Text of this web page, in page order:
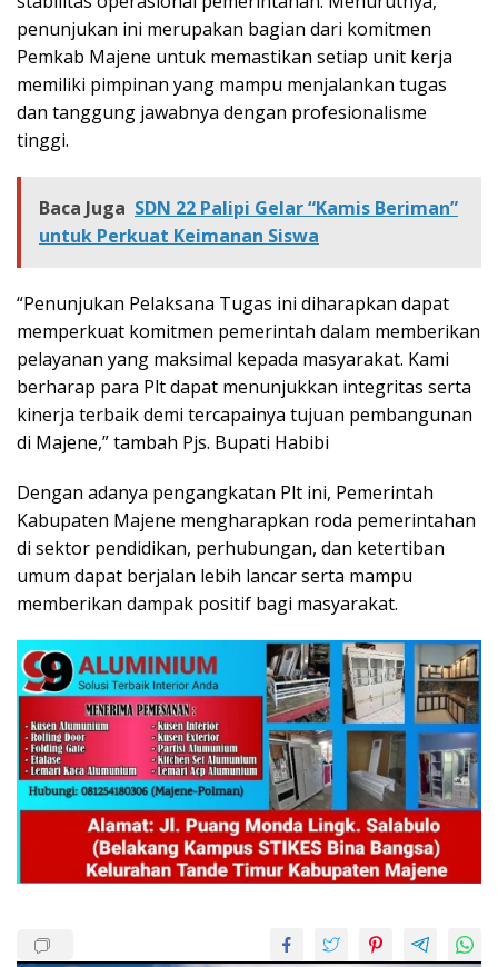
penunjukan ini merupakan bagian dari komitmen
Pemkab Majene untuk memastikan setiap unit kerja
memiliki pimpinan yang mampu menjalankan tugas
dan tanggung jawabnya dengan profesionalisme
tinggi.
Baca Juga SDN 22 Palipi Gelar “Kamis Beriman”
untuk Perkuat Keimanan Siswa
“Penunjukan Pelaksana Tugas ini diharapkan dapat
memperkuat komitmen pemerintah dalam memberikan
pelayanan yang maksimal kepada masyarakat. Kami
berharap para Plt dapat menunjukkan integritas serta
kinerja terbaik demi tercapainya tujuan pembangunan
di Majene,” tambah Pjs. Bupati Habibi
Dengan adanya pengangkatan Plt ini, Pemerintah
Kabupaten Majene mengharapkan roda pemerintahan
di sektor pendidikan, perhubungan, dan ketertiban
umum dapat berjalan lebih lancar serta mampu
memberikan dampak positif bagi masyarakat.